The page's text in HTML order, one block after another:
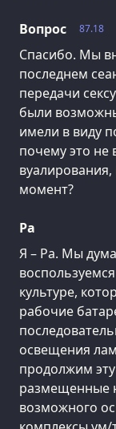
87.18
Вопрос
Спасибо. Мы
последнем
передачи
были
имели в виду
почему это не
момент?
Ра
Я – Ра. Мы
культуре,
рабочие
освещения
продолжим
размещенные
возможного